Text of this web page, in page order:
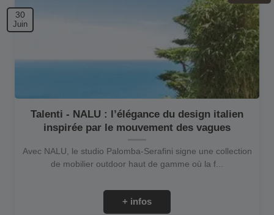
30
Juin
Talenti - NALU : l’élégance du design italien
inspirée par le mouvement des vagues
Avec NALU, le studio Palomba-Serafini signe une collection
de mobilier outdoor haut de gamme où la f...
+ infos